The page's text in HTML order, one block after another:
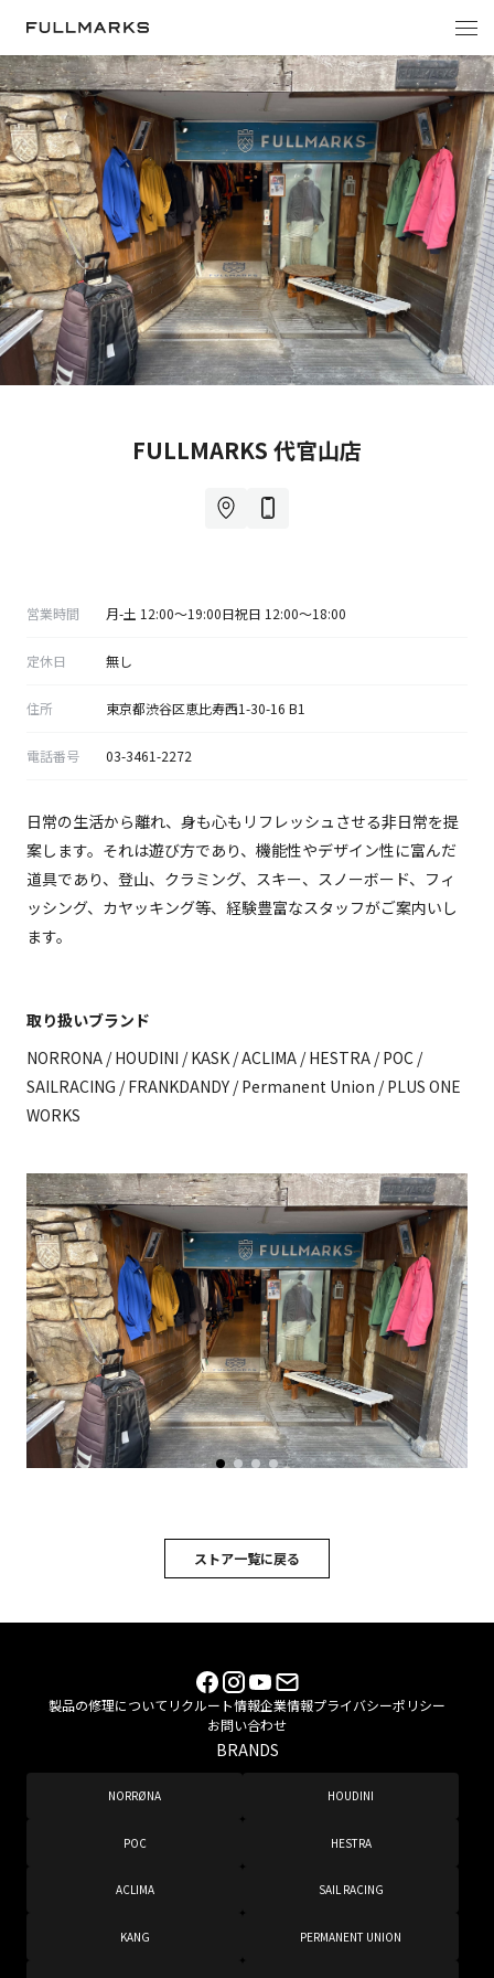
FULLMARKS 代官山店
営業時間 月-土 12:00〜19:00日祝日 12:00〜18:00
定休⽇ 無し
住所 東京都渋谷区恵比寿西1-30-16 B1
電話番号 03-3461-2272
日常の生活から離れ、身も心もリフレッシュさせる非日常を提
案します。それは遊び方であり、機能性やデザイン性に富んだ
道具であり、登山、クラミング、スキー、スノーボード、フィ
ッシング、カヤッキング等、経験豊富なスタッフがご案内いし
ます。
取り扱いブランド
NORRONA / HOUDINI / KASK / ACLIMA / HESTRA / POC /
SAILRACING / FRANKDANDY / Permanent Union / PLUS ONE
WORKS
ストア一覧に戻る
製品の修理について リクルート情報企業情報プライバシーポリシー
お問い合わせ
BRANDS
NORRØNA HOUDINI
POC HESTRA
ACLIMA SAIL RACING
KANG PERMANENT UNION